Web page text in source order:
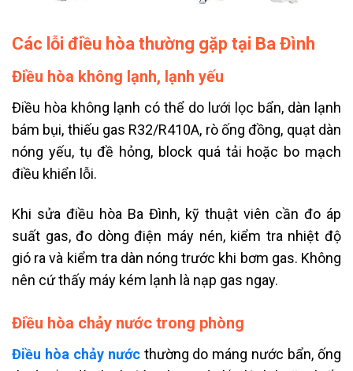
Các lỗi điều hòa thường gặp tại Ba Đình
Điều hòa không lạnh, lạnh yếu
Điều hòa không lạnh có thể do lưới lọc bẩn, dàn lạnh
bám bụi, thiếu gas R32/R410A, rò ống đồng, quạt dàn
nóng yếu, tụ đề hỏng, block quá tải hoặc bo mạch
điều khiển lỗi.
Khi sửa điều hòa Ba Đình, kỹ thuật viên cần đo áp
suất gas, đo dòng điện máy nén, kiểm tra nhiệt độ
gió ra và kiểm tra dàn nóng trước khi bơm gas. Không
nên cứ thấy máy kém lạnh là nạp gas ngay.
Điều hòa chảy nước trong phòng
Điều hòa chảy nướcthường do máng nước bẩn, ống